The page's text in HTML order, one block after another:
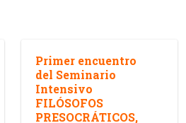
Primer encuentro
del Seminario
Intensivo
FILÓSOFOS
PRESOCRÁTICOS,